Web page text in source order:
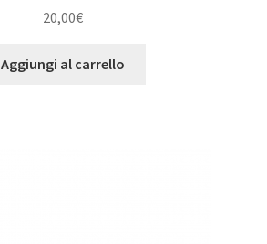
20,00€
Aggiungi al carrello